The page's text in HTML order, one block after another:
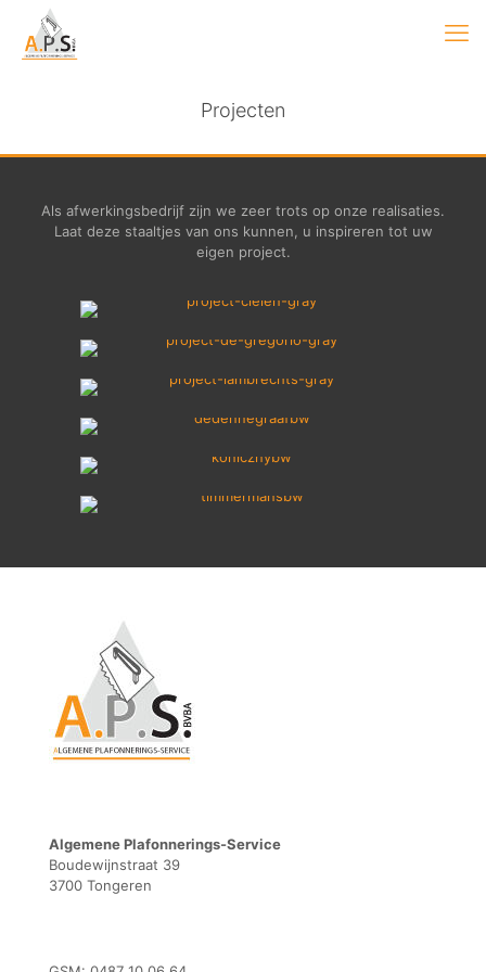
Projecten
Als afwerkingsbedrijf zijn we zeer trots op onze realisaties.
Laat deze staaltjes van ons kunnen, u inspireren tot uw
eigen project.
Algemene Plafonnerings-Service
Boudewijnstraat 39
3700 Tongeren